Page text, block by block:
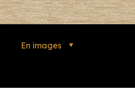
En images